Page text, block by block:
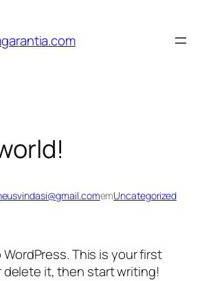
emUncategorized
This is your first
delete it, then start writing!